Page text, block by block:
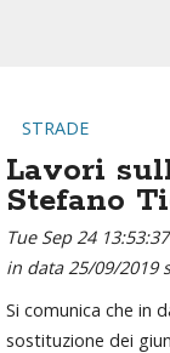
STRADE
Lavori
Stefano
Tue Sep 24
in data 25/09/2019
Si comunica che in
sostituzione dei